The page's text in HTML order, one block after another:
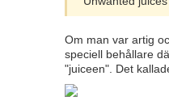
Om man var artig
speciell behållare
"juiceen". Det